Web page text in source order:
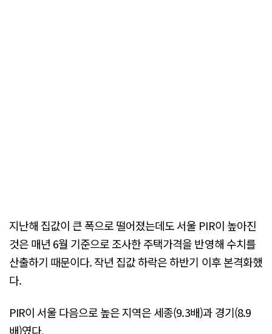
지난해 집값이 큰 폭으로 떨어졌는데도 서울 PIR이 높아진
것은 매년 6월 기준으로 조사한 주택가격을 반영해 수치를
산출하기 때문이다. 작년 집값 하락은 하반기 이후 본격화했
다.
PIR이 서울 다음으로 높은 지역은 세종(9.3배)과 경기(8.9
배)였다.